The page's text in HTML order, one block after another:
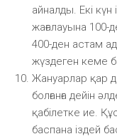
айналды. Екі күн
жағалауына 100-
400-ден астам
жүздеген кеме
Жануарлар қар
болғанға дейін
қабілетке ие.
баспана іздей